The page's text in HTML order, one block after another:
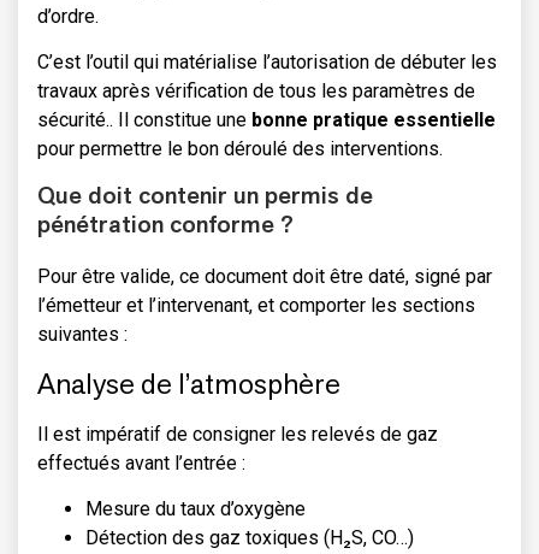
d’ordre.
C’est l’outil qui matérialise l’autorisation de débuter les
travaux après vérification de tous les paramètres de
sécurité.. Il constitue une bonne pratique essentielle
pour permettre le bon déroulé des interventions.
Que doit contenir un permis de
pénétration conforme ?
Pour être valide, ce document doit être daté, signé par
l’émetteur et l’intervenant, et comporter les sections
suivantes :
Analyse de l’atmosphère
Il est impératif de consigner les relevés de gaz
effectués avant l’entrée :
Mesure du taux d’oxygène
Détection des gaz toxiques (H₂S, CO…)